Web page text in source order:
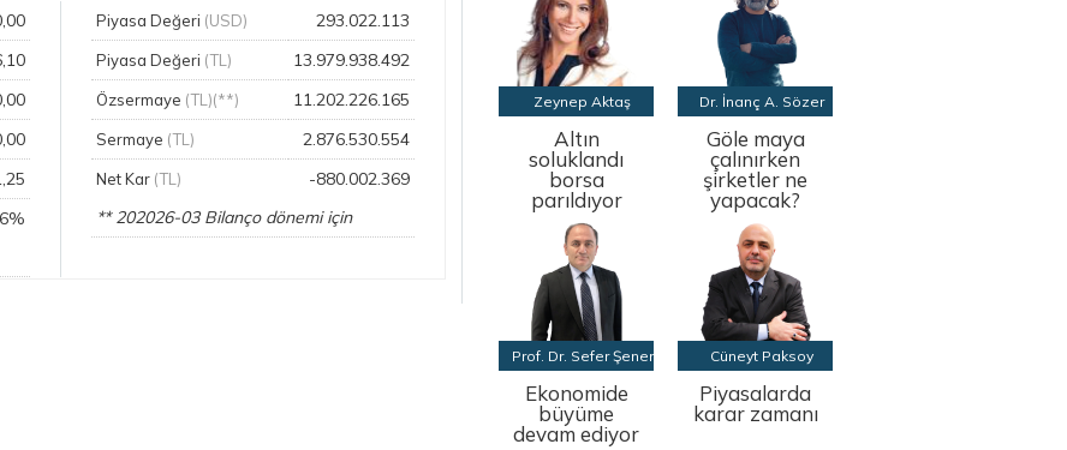
Piyasa Değeri (USD) 293.022.113
Piyasa Değeri (TL) 13.979.938.492
Özsermaye (TL)(**) 11.202.226.165
Sermaye (TL) 2.876.530.554
Net Kar (TL)
-880.002.369
** 202026-03 Bilanço dönemi için
Zeynep Aktaş
Altın
soluklandı
borsa
parıldıyor
Dr. İnanç A. Sözer
Göle maya
çalınırken
şirketler ne
yapacak?
Prof. Dr. Sefer Şener
Ekonomide
büyüme
devam ediyor
Cüneyt Paksoy
Piyasalarda
karar zamanı